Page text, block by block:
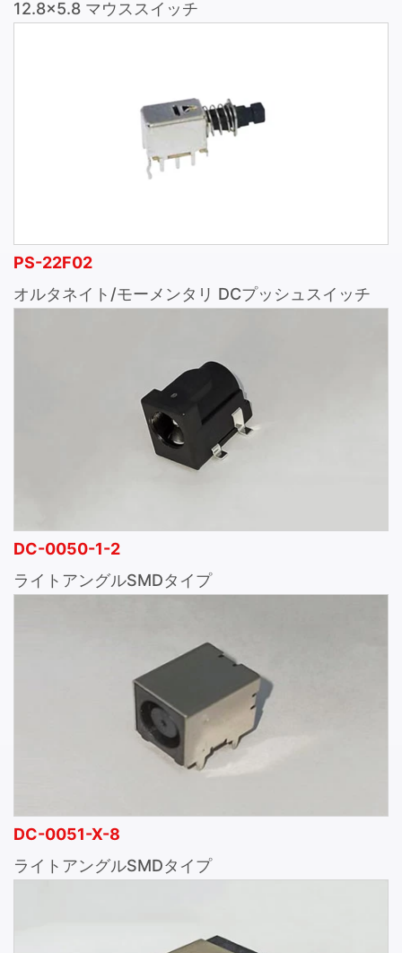
12.8×5.8 マウススイッチ
PS-22F02
オルタネイト/モーメンタリ DCプッシュスイッチ
DC-0050-1-2
ライトアングルSMDタイプ
DC-0051-X-8
ライトアングルSMDタイプ